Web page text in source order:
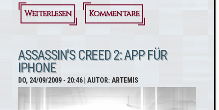
Weiterlesen
über Neue
zu AC
Kommentare
ASSASSIN'S CREED 2: APP FÜR
IPHONE
DO, 24/09/2009 - 20:46| AUTOR: ARTEMIS